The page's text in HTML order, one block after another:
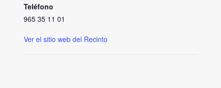
Teléfono
965 35 11 01
Ver el sitio web del Recinto